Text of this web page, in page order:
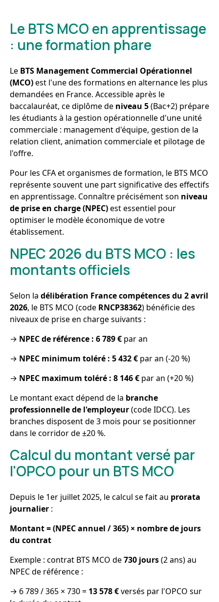
Le BTS MCO en apprentissage
: une formation phare
Le BTS Management Commercial Opérationnel
(MCO)est l'une des formations en alternance les plus
demandées en France. Accessible après le
baccalauréat, ce diplôme de niveau 5(Bac+2) prépare
les étudiants à la gestion opérationnelle d'une unité
commerciale : management d'équipe, gestion de la
relation client, animation commerciale et pilotage de
l'offre.
Pour les CFA et organismes de formation, le BTS MCO
représente souvent une part significative des effectifs
en apprentissage. Connaître précisément son niveau
de prise en charge (NPEC)est essentiel pour
optimiser le modèle économique de votre
établissement.
NPEC 2026 du BTS MCO : les
montants officiels
Selon la délibération France compétences du 2 avril
2026, le BTS MCO (code RNCP38362) bénéficie des
niveaux de prise en charge suivants :
→ NPEC de référence : 6 789 € par an
→ NPEC minimum toléré : 5 432 € par an (-20 %)
→ NPEC maximum toléré : 8 146 € par an (+20 %)
Le montant exact dépend de la branche
professionnelle de l'employeur(code IDCC). Les
branches disposent de 3 mois pour se positionner
dans le corridor de ±20 %.
Calcul du montant versé par
l'OPCO pour un BTS MCO
Depuis le 1er juillet 2025, le calcul se fait au prorata
journalier :
Montant = (NPEC annuel / 365) × nombre de jours
du contrat
Exemple : contrat BTS MCO de730 jours(2 ans) au
NPEC de référence :
→ 6 789 / 365 × 730 = 13 578 €versés par l'OPCO sur